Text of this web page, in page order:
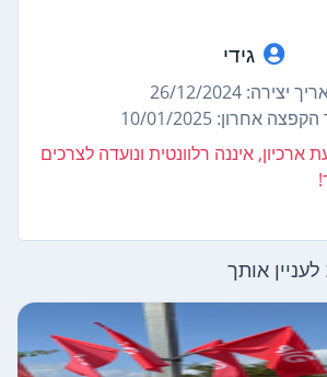
גידי
יצירה: 26/12/2024
אחרון: 10/01/2025
ארכיון, איננה רלוונטית ונועדה לצרכים
אותך